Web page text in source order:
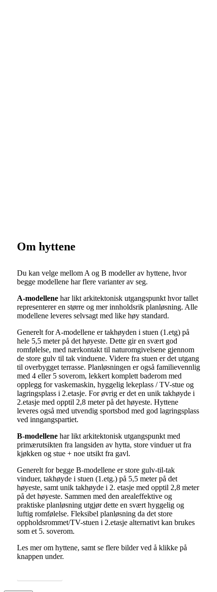
Om hyttene
Du kan velge mellom A og B modeller av hyttene, hvor
begge modellene har flere varianter av seg.
A-modellene har likt arkitektonisk utgangspunkt hvor tallet
representerer en større og mer innholdsrik planløsning. Alle
modellene leveres selvsagt med like høy standard.
Generelt for A-modellene er takhøyden i stuen (1.etg) på
hele 5,5 meter på det høyeste. Dette gir en svært god
romfølelse, med nærkontakt til naturomgivelsene gjennom
de store gulv til tak vinduene. Videre fra stuen er det utgang
til overbygget terrasse. Planløsningen er også familievennlig
med 4 eller 5 soverom, lekkert komplett baderom med
opplegg for vaskemaskin, hyggelig lekeplass / TV-stue og
lagringsplass i 2.etasje. For øvrig er det en unik takhøyde i
2.etasje med opptil 2,8 meter på det høyeste. Hyttene
leveres også med utvendig sportsbod med god lagringsplass
ved inngangspartiet.
B-modellene har likt arkitektonisk utgangspunkt med
primærutsikten fra langsiden av hytta, store vinduer ut fra
kjøkken og stue + noe utsikt fra gavl.
Generelt for begge B-modellene er store gulv-til-tak
vinduer, takhøyde i stuen (1.etg.) på 5,5 meter på det
høyeste, samt unik takhøyde i 2. etasje med opptil 2,8 meter
på det høyeste. Sammen med den arealeffektive og
praktiske planløsning utgjør dette en svært hyggelig og
luftig romfølelse. Fleksibel planløsning da det store
oppholdsrommet/TV-stuen i 2.etasje alternativt kan brukes
som et 5. soverom.
Les mer om hyttene, samt se flere bilder ved å klikke på
knappen under.